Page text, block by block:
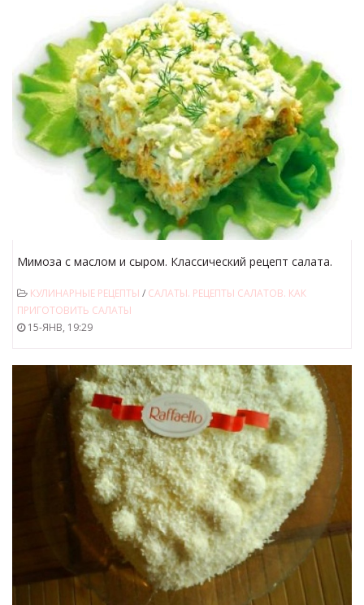
Мимоза с маслом и сыром. Классический рецепт салата.
КУЛИНАРНЫЕ РЕЦЕПТЫ / САЛАТЫ. РЕЦЕПТЫ САЛАТОВ. КАК
ПРИГОТОВИТЬ САЛАТЫ
15-ЯНВ, 19:29